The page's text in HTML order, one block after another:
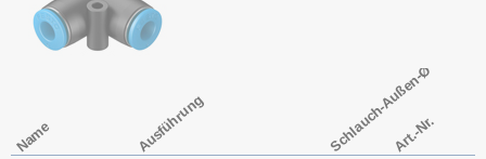
Name Ausführung Schlauch-Außen-Ø
Art.-Nr.